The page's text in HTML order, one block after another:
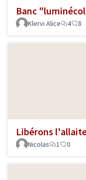
Banc
Klervi Alice
4 8
Libérons
Nicolas
1 0